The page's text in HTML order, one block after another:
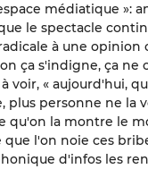
médiatique »:
le spectacle
à une opinion
ça s'indigne, ça ne
voir, « aujourd'hui,
plus personne ne la
qu'on la montre le
que l'on noie ces
d'infos les